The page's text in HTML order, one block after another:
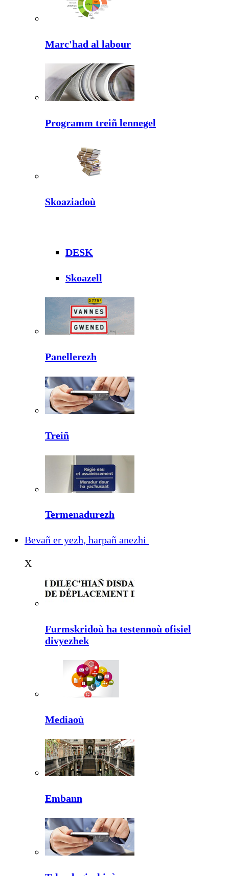
Marc'had al labour
Programm treiñ lennegel
Skoaziadoù
DESK
Skoazell
Panellerezh
Treiñ
Termenadurezh
Bevañ er yezh, harpañ anezhi
X
Furmskridoù ha testennoù ofisiel
divyezhek
Mediaoù
Embann